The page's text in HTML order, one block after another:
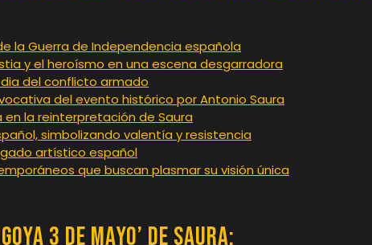
la Guerra de Independencia española
y el heroísmo en una escena desgarradora
del conflicto armado
del evento histórico por Antonio Saura
la reinterpretación de Saura
simbolizando valentía y resistencia
artístico español
que buscan plasmar su visión única
3 de Mayo’ de Saura: